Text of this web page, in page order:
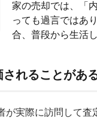
家の売却では、「
っても過言ではあ
合、普段から生活
れることがあ
実際に訪問して査